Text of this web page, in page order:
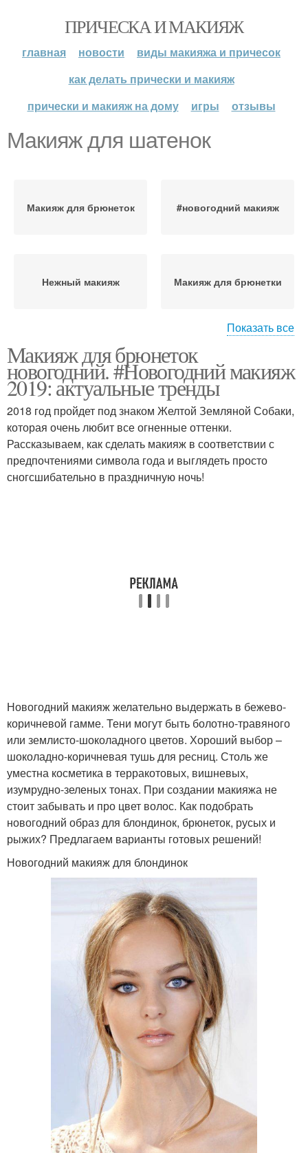
ПРИЧЕСКА И МАКИЯЖ
главная новости
виды макияжа и причесок
как делать прически и макияж
прически и макияж на дому
игры отзывы
Макияж для шатенок
Макияж для брюнеток #новогодний макияж
Нежный макияж Макияж для брюнетки
Макияж для зеленых
глаз
зеленоглазых шатенок
Макияж в домашних
условиях
Красивый макияж
Показать все
Макияж для брюнеток
новогодний. #Новогодний макияж
2019: актуальные тренды
2018 год пройдет под знаком Желтой Земляной Собаки,
которая очень любит все огненные оттенки.
Рассказываем, как сделать макияж в соответствии с
предпочтениями символа года и выглядеть просто
сногсшибательно в праздничную ночь!
Новогодний макияж желательно выдержать в бежево-
коричневой гамме. Тени могут быть болотно-травяного
или землисто-шоколадного цветов. Хороший выбор –
шоколадно-коричневая тушь для ресниц. Столь же
уместна косметика в терракотовых, вишневых,
изумрудно-зеленых тонах. При создании макияжа не
стоит забывать и про цвет волос. Как подобрать
новогодний образ для блондинок, брюнеток, русых и
рыжих? Предлагаем варианты готовых решений!
Новогодний макияж для блондинок